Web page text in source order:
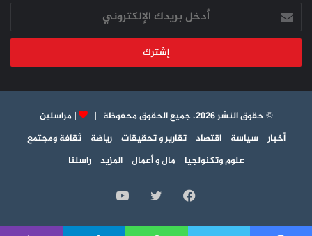
في
تاريخ
كرة
الحزب
الشيوعي
العراقي
أدخل
بريدك
الإلكتروني
© حقوق النشر 2026، جميع الحقوق محفوظة | |مراسلين
أخبار
سياسة اقتصاد تقارير و تحقيقات رياضة
ثقافة ومجتمع
علوم وتكنولجيا
مال و أعمال المزيد راسلنا
فيسبوك تويتر يوتيوب